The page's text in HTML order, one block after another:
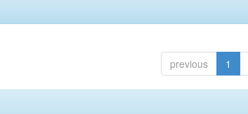
previous 1